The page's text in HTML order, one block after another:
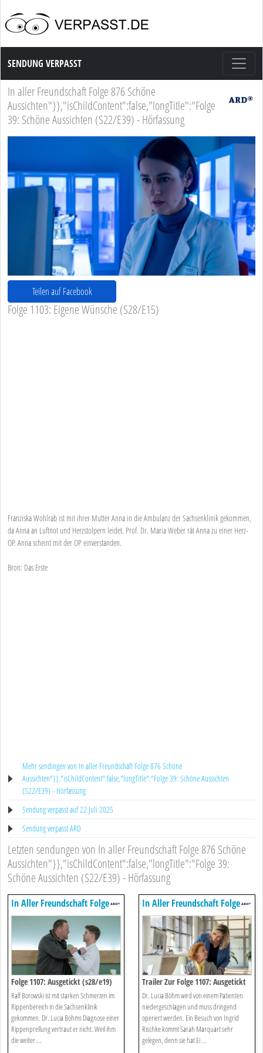
Sendung Verpasst
SENDUNG VERPASST
In aller Freundschaft Folge 876 Schöne
Aussichten"}},"isChildContent":false,"longTitle":"Folge
39: Schöne Aussichten (S22/E39) - Hörfassung
Teilen auf Facebook
Folge 1103: Eigene Wünsche (S28/E15)
Franziska Wohlrab ist mit ihrer Mutter Anna in die Ambulanz der Sachsenklinik gekommen,
da Anna an Luftnot und Herzstolpern leidet. Prof. Dr. Maria Weber rät Anna zu einer Herz-
OP. Anna scheint mit der OP einverstanden.
Bron: Das Erste
Mehr sendingen von In aller Freundschaft Folge 876 Schöne
Aussichten"}},"isChildContent":false,"longTitle":"Folge 39: Schöne Aussichten
(S22/E39) - Hörfassung
Sendung verpasst auf 22 Juli 2025
Sendung verpasst ARD
Letzten sendungen von In aller Freundschaft Folge 876 Schöne
Aussichten"}},"isChildContent":false,"longTitle":"Folge 39:
Schöne Aussichten (S22/E39) - Hörfassung
In Aller Freundschaft Folge
876 Schöne
Aussichten"}},"ischildcontent":false,"longtitle":"folge
39: Schöne Aussichten
(s22/e39) - Hörfassung
Folge 1107: Ausgetickt (s28/e19)
Ralf Borowski ist mit starken Schmerzen im
Rippenbereich in die Sachsenklinik
gekommen. Dr. Lucia Böhms Diagnose einer
Rippenprellung vertraut er nicht. Weil ihm
die weiter ...
In Aller Freundschaft Folge
876 Schöne
39: Schöne Aussichten
(s22/e39) - Hörfassung
Trailer Zur Folge 1107: Ausgetickt
Dr. Lucia Böhm wird von einem Patienten
niedergeschlagen und muss dringend
operiert werden. Ein Besuch von Ingrid
Rischke kommt Sarah Marquart sehr
gelegen, denn sie hat Ei ...